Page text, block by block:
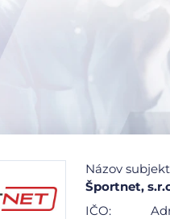
Názov
Športnet,
IČO: